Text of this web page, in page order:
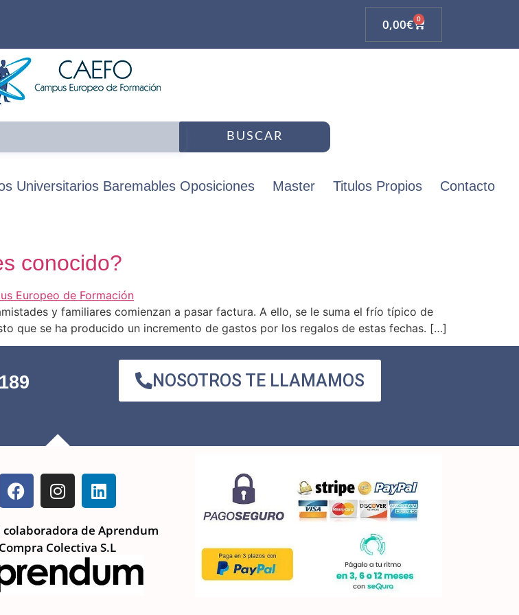
0,00€ 0
BUSCAR
Universitarios Baremables Oposiciones Master Titulos Propios Contacto
conocido?
y familiares comienzan a pasar factura. A ello, se le suma el frío típico de
que se ha producido un incremento de gastos por los regalos de estas fechas. […]
NOSOTROS TE LLAMAMOS
colaboradora de Aprendum
Compra Colectiva S.L